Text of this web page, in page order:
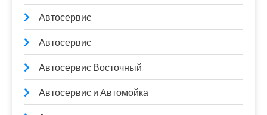
Автосервис
Автосервис
Автосервис Восточный
Автосервис и Автомойка